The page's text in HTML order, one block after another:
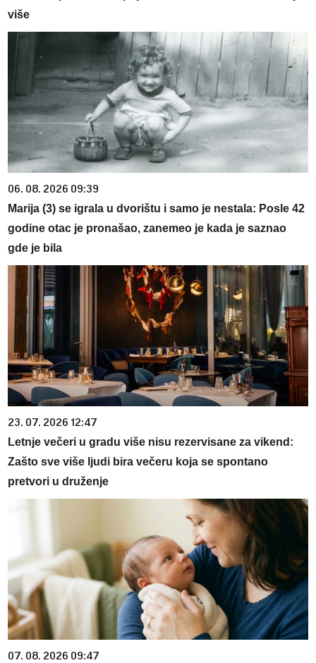
više
06. 08. 2026 09:39
Marija (3) se igrala u dvorištu i samo je nestala: Posle 42
godine otac je pronašao, zanemeo je kada je saznao
gde je bila
23. 07. 2026 12:47
Letnje večeri u gradu više nisu rezervisane za vikend:
Zašto sve više ljudi bira večeru koja se spontano
pretvori u druženje
07. 08. 2026 09:47